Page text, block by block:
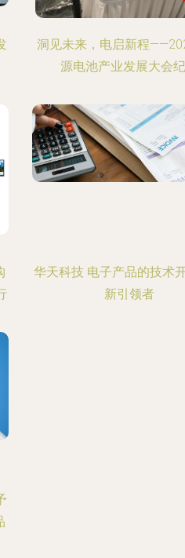
洞见未来，电启新程
源电池产业发展大会
华天科技 电子产品的技术
新引领者